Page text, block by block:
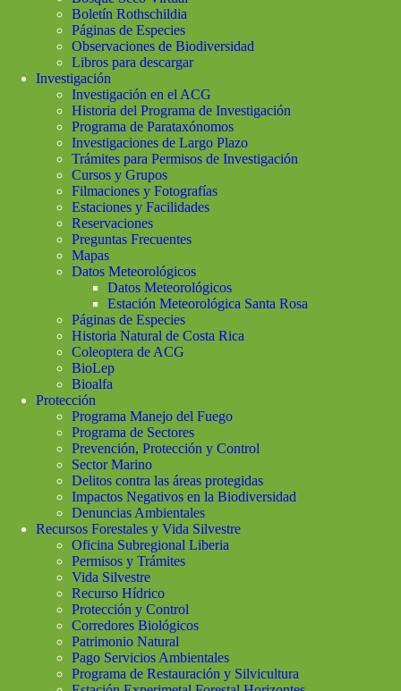
Boletín Rothschildia
Páginas de Especies
Observaciones de Biodiversidad
Libros para descargar
Investigación
Investigación en el ACG
Historia del Programa de Investigación
Programa de Parataxónomos
Investigaciones de Largo Plazo
Trámites para Permisos de Investigación
Cursos y Grupos
Filmaciones y Fotografías
Estaciones y Facilidades
Reservaciones
Preguntas Frecuentes
Mapas
Datos Meteorológicos
Datos Meteorológicos
Estación Meteorológica Santa Rosa
Páginas de Especies
Historia Natural de Costa Rica
Coleoptera de ACG
BioLep
Bioalfa
Protección
Programa Manejo del Fuego
Programa de Sectores
Prevención, Protección y Control
Sector Marino
Delitos contra las áreas protegidas
Impactos Negativos en la Biodiversidad
Denuncias Ambientales
Recursos Forestales y Vida Silvestre
Oficina Subregional Liberia
Permisos y Trámites
Vida Silvestre
Recurso Hídrico
Protección y Control
Corredores Biológicos
Patrimonio Natural
Pago Servicios Ambientales
Programa de Restauración y Silvicultura